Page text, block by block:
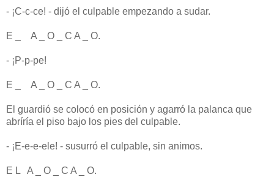
- ¡C-c-ce! - dijó el culpable empezando a sudar.
E _ A _ O _ C A _ O.
- ¡P-p-pe!
E _ A _ O _ C A _ O.
El guardió se colocó en posición y agarró la palanca que
abríría el piso bajo los pies del culpable.
- ¡E-e-e-ele! - susurró el culpable, sin animos.
E L A _ O _ C A _ O.